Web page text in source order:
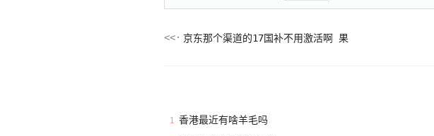
京东那个渠道的17国补不用激活啊 果
1 香港最近有啥羊毛吗